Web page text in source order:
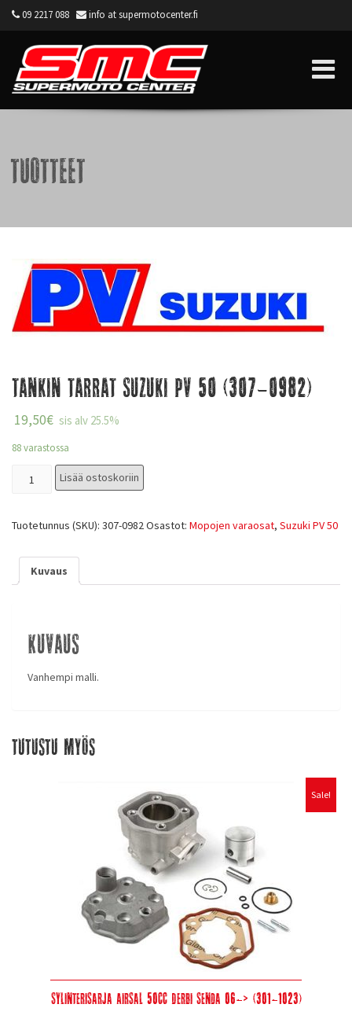
09 2217 088 info at supermotocenter.fi
Tuotteet
Tankin tarrat Suzuki PV 50 (307-0982)
19,50€ sis alv 25.5%
88 varastossa
Lisää ostoskoriin
Tuotetunnus (SKU): 307-0982Osastot: Mopojen varaosat, Suzuki PV 50
Kuvaus
Kuvaus
Vanhempi malli.
Tutustu myös
Sale!
Sylinterisarja Airsal 50cc Derbi Senda 06-> (301-1023)